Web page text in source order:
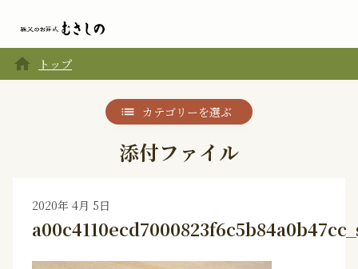
home トップ
カテゴリーを選ぶ
添付ファイル
2020年 4月 5日